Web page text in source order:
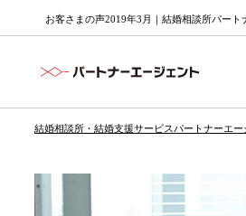
お客さまの声2019年3月｜結婚相談所パート
結婚相談所・結婚支援サービスパートナーエー